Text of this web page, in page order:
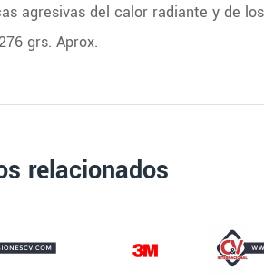
agresivas del calor radiante y de
grs. Aprox.
relacionados